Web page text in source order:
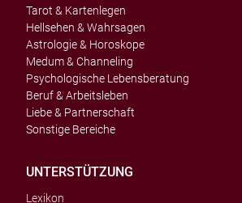
Tarot & Kartenlegen
Hellsehen & Wahrsagen
Astrologie & Horoskope
Medum & Channeling
Psychologische Lebensberatung
Beruf & Arbeitsleben
Liebe & Partnerschaft
Sonstige Bereiche
UNTERSTÜTZUNG
Lexikon